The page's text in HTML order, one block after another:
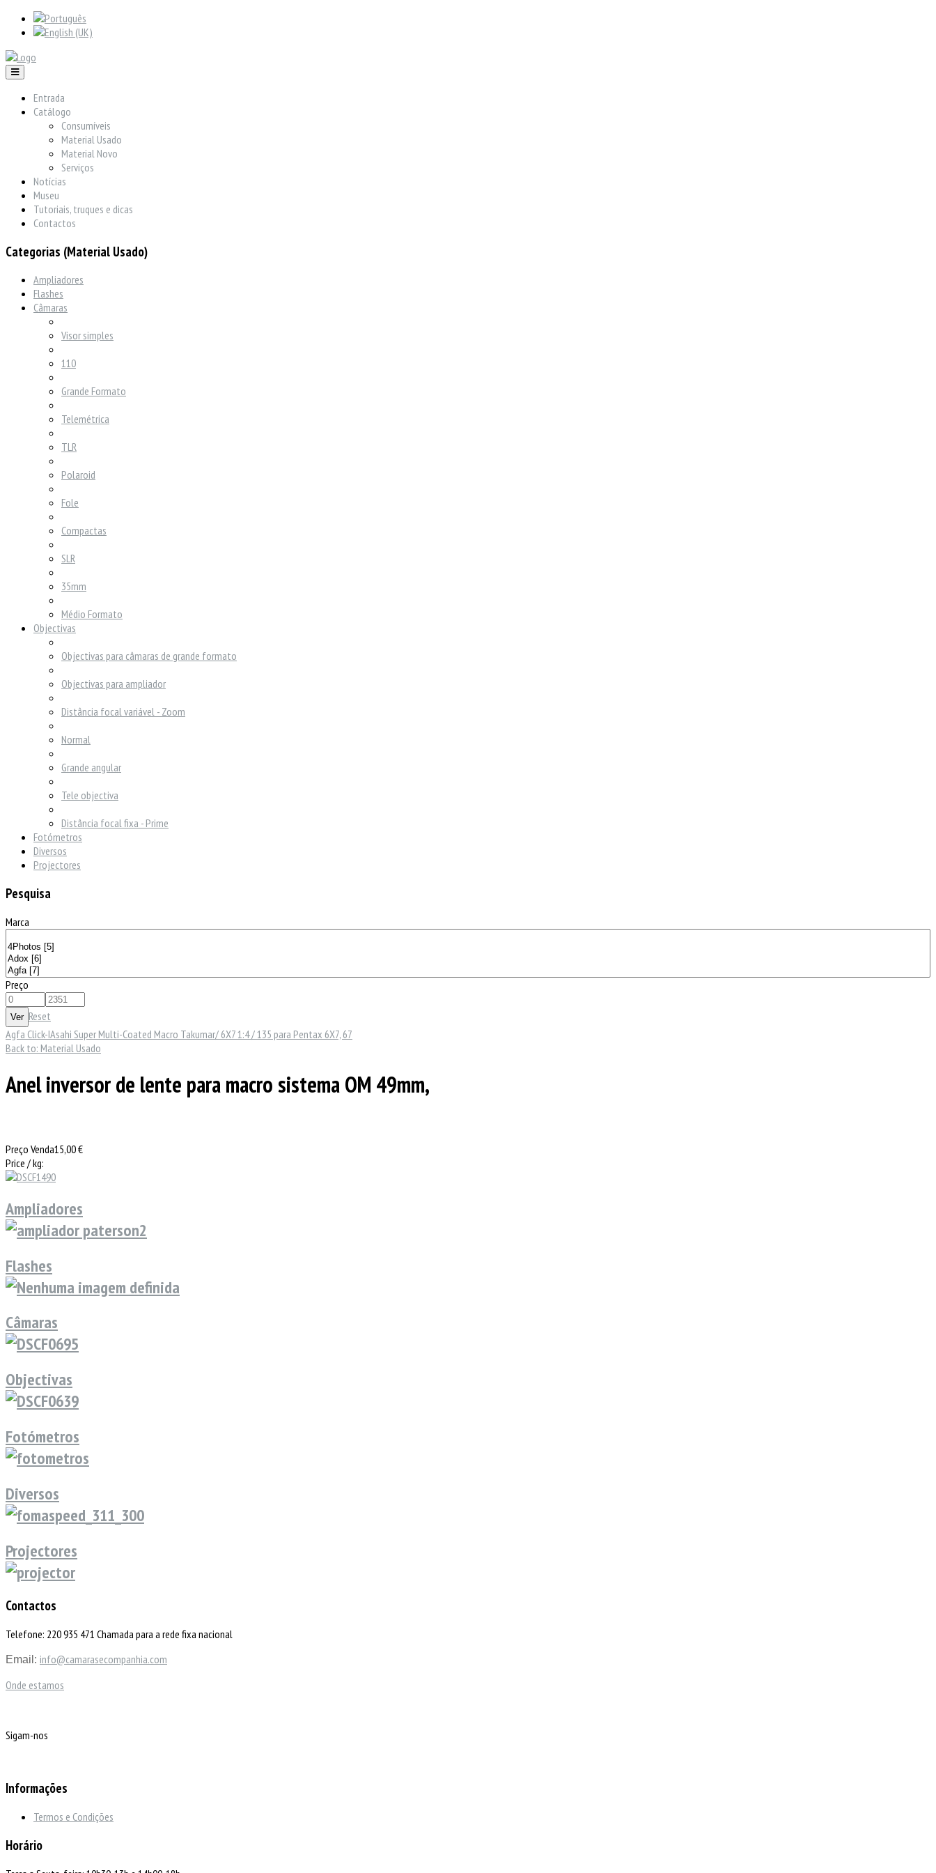
Entrada
Catálogo
Consumíveis
Material Usado
Material Novo
Serviços
Notícias
Museu
Tutoriais, truques e dicas
Contactos
Categorias (Material Usado)
Ampliadores
Flashes
Câmaras
Visor simples
110
Grande Formato
Telemétrica
TLR
Polaroid
Fole
Compactas
SLR
35mm
Médio Formato
Objectivas
Objectivas para câmaras de grande formato
Objectivas para ampliador
Distância focal variável - Zoom
Normal
Grande angular
Tele objectiva
Distância focal fixa - Prime
Fotómetros
Diversos
Projectores
Pesquisa
Marca
Preço
Reset
Agfa Click-IAsahi Super Multi-Coated Macro Takumar/ 6X7 1:4 / 135 para Pentax 6X7, 67
Back to: Material Usado
Anel inversor de lente para macro sistema OM 49mm,
Preço Venda15,00 €
Price / kg:
Ampliadores
Flashes
Câmaras
Objectivas
Fotómetros
Diversos
Projectores
Contactos
Telefone: 220 935 471 Chamada para a rede fixa nacional
Email: info@camarasecompanhia.com
Onde estamos
Sigam-nos
Informações
Termos e Condições
Horário